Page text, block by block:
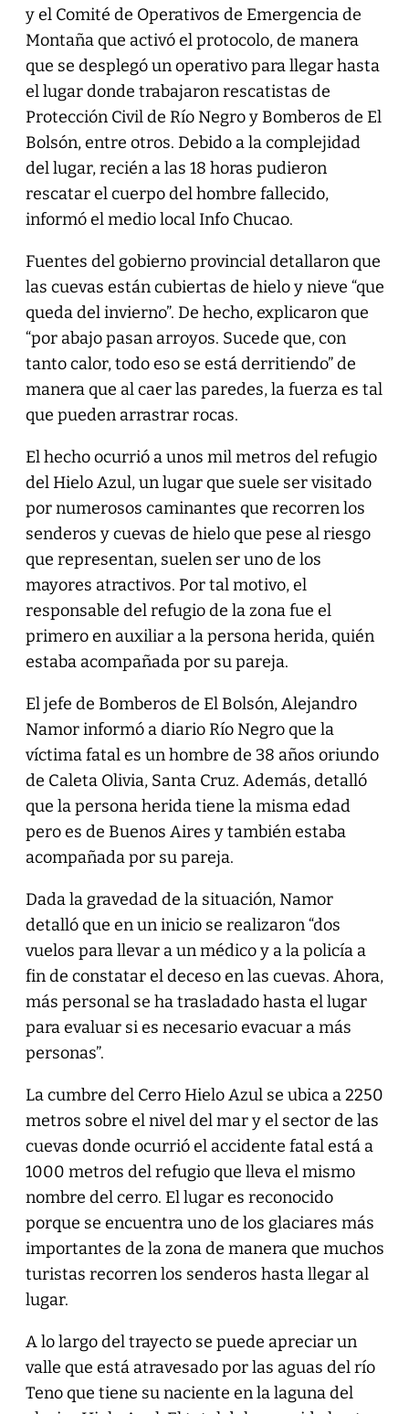
y el Comité de Operativos de Emergencia de
Montaña que activó el protocolo, de manera
que se desplegó un operativo para llegar hasta
el lugar donde trabajaron rescatistas de
Protección Civil de Río Negro y Bomberos de El
Bolsón, entre otros. Debido a la complejidad
del lugar, recién a las 18 horas pudieron
rescatar el cuerpo del hombre fallecido,
informó el medio local Info Chucao.
Fuentes del gobierno provincial detallaron que
las cuevas están cubiertas de hielo y nieve “que
queda del invierno”. De hecho, explicaron que
“por abajo pasan arroyos. Sucede que, con
tanto calor, todo eso se está derritiendo” de
manera que al caer las paredes, la fuerza es tal
que pueden arrastrar rocas.
El hecho ocurrió a unos mil metros del refugio
del Hielo Azul, un lugar que suele ser visitado
por numerosos caminantes que recorren los
senderos y cuevas de hielo que pese al riesgo
que representan, suelen ser uno de los
mayores atractivos. Por tal motivo, el
responsable del refugio de la zona fue el
primero en auxiliar a la persona herida, quién
estaba acompañada por su pareja.
El jefe de Bomberos de El Bolsón, Alejandro
Namor informó a diario Río Negro que la
víctima fatal es un hombre de 38 años oriundo
de Caleta Olivia, Santa Cruz. Además, detalló
que la persona herida tiene la misma edad
pero es de Buenos Aires y también estaba
acompañada por su pareja.
Dada la gravedad de la situación, Namor
detalló que en un inicio se realizaron “dos
vuelos para llevar a un médico y a la policía a
fin de constatar el deceso en las cuevas. Ahora,
más personal se ha trasladado hasta el lugar
para evaluar si es necesario evacuar a más
personas”.
La cumbre del Cerro Hielo Azul se ubica a 2250
metros sobre el nivel del mar y el sector de las
cuevas donde ocurrió el accidente fatal está a
1000 metros del refugio que lleva el mismo
nombre del cerro. El lugar es reconocido
porque se encuentra uno de los glaciares más
importantes de la zona de manera que muchos
turistas recorren los senderos hasta llegar al
lugar.
A lo largo del trayecto se puede apreciar un
valle que está atravesado por las aguas del río
Teno que tiene su naciente en la laguna del